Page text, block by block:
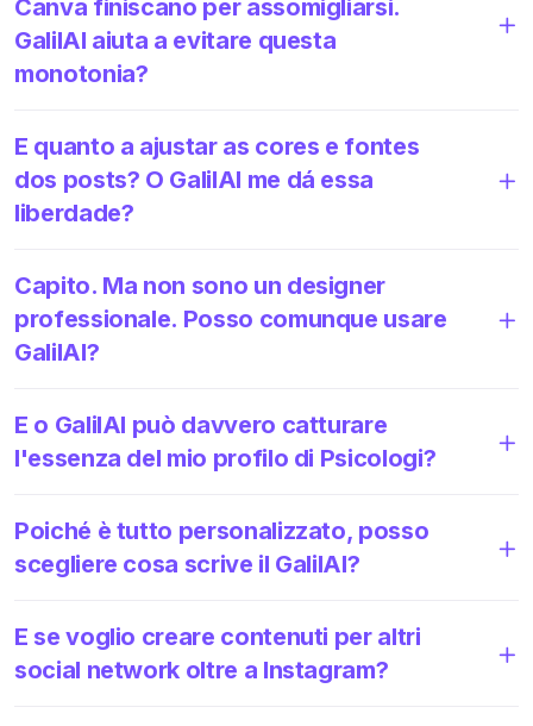
Canva finiscano per assomigliarsi.
GalilAI aiuta a evitare questa
monotonia?
E quanto a ajustar as cores e fontes
dos posts? O GalilAI me dá essa
liberdade?
Capito. Ma non sono un designer
professionale. Posso comunque usare
GalilAI?
E o GalilAI può davvero catturare
l'essenza del mio profilo di Psicologi?
Poiché è tutto personalizzato, posso
scegliere cosa scrive il GalilAI?
E se voglio creare contenuti per altri
social network oltre a Instagram?